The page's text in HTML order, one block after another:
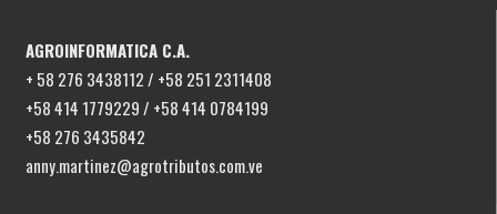
AGROINFORMATICA C.A.
+ 58 276 3438112 / +58 251 2311408
+58 414 1779229 / +58 414 0784199
+58 276 3435842
anny.martinez@agrotributos.com.ve